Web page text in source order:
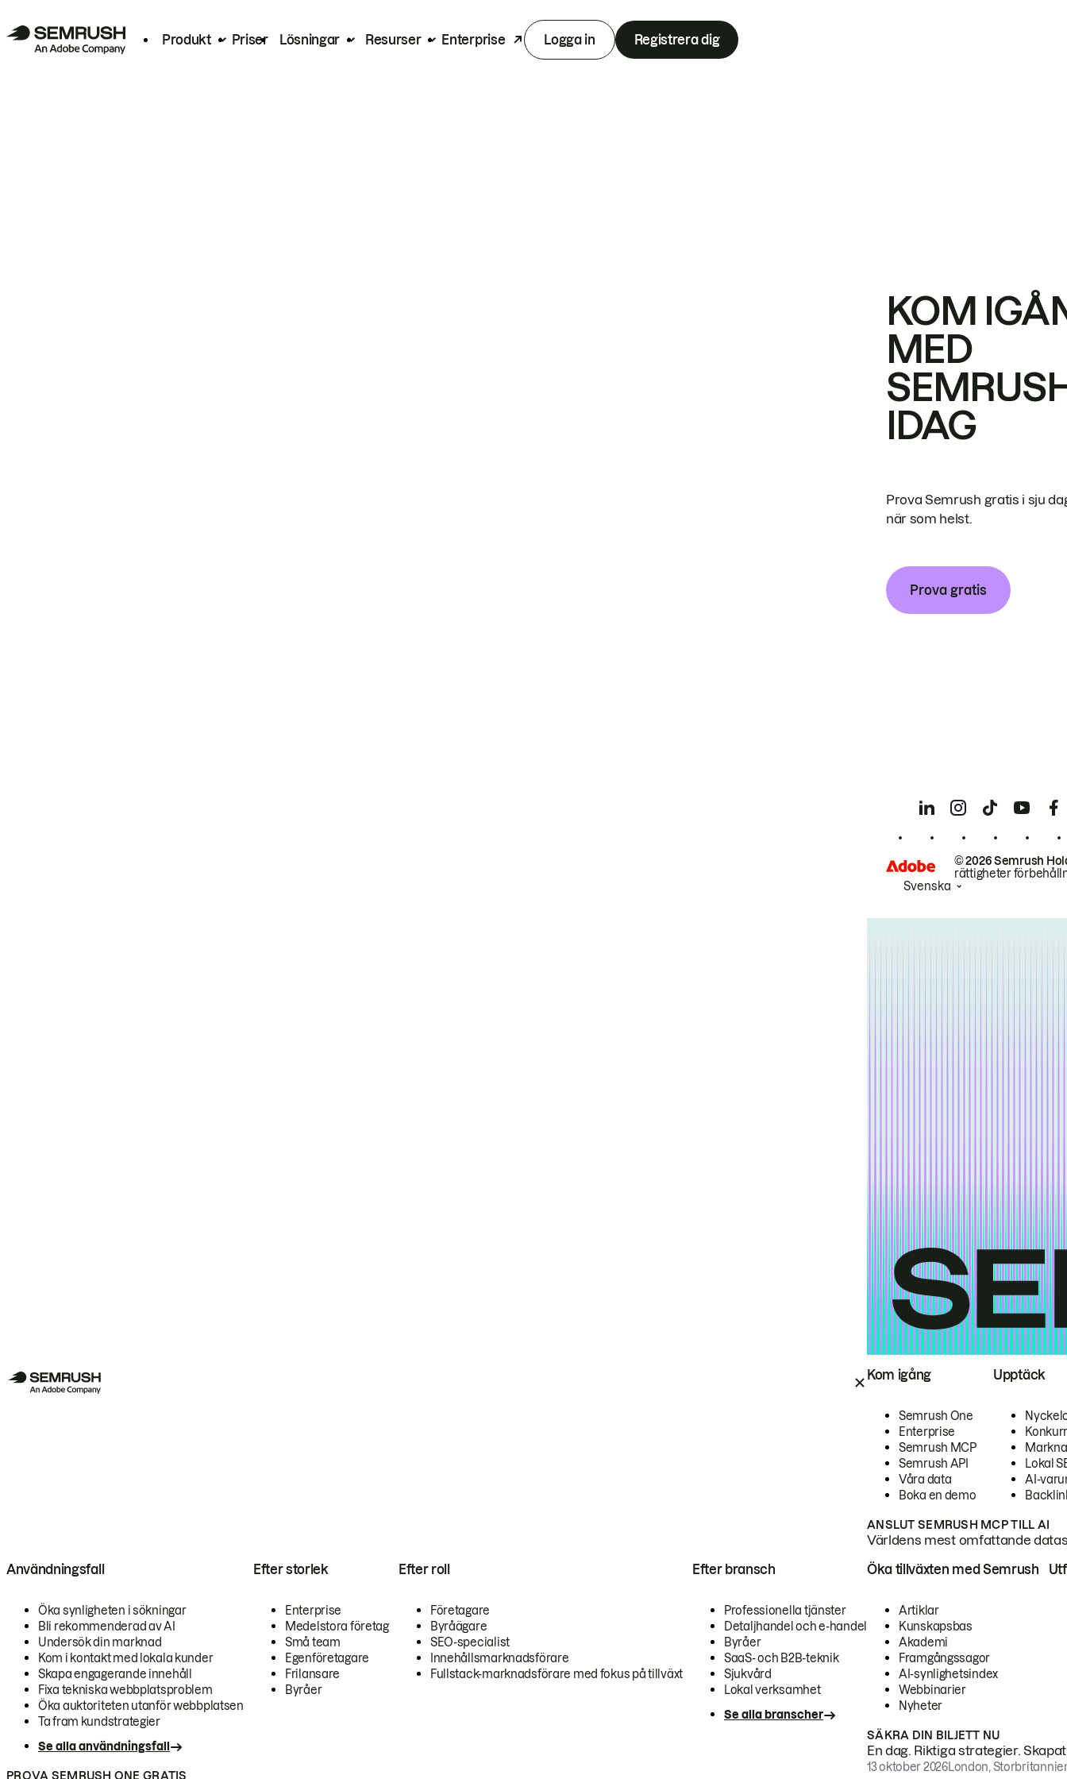
Produkt Priser Lösningar Resurser Enterprise Logga in Registrera dig
Kom igång
Semrush One
Enterprise
Semrush MCP
Semrush API
Våra data
Boka en demo
Upptäck
Lokal
AI-
ANSLUT SEMRUSH MCP TILL AI
Världens mest omfattande
Användningsfall
Öka synligheten i sökningar
Bli rekommenderad av AI
Undersök din marknad
Kom i kontakt med lokala kunder
Skapa engagerande innehåll
Fixa tekniska webbplatsproblem
Öka auktoriteten utanför webbplatsen
Ta fram kundstrategier
Se alla användningsfall
Efter storlek
Enterprise
Medelstora företag
Små team
Egenföretagare
Frilansare
Byråer
Efter roll
Företagare
Byråägare
SEO-specialist
Innehållsmarknadsförare
Fullstack-marknadsförare med fokus på tillväxt
Efter bransch
Professionella tjänster
Detaljhandel och e-handel
Byråer
SaaS- och B2B-teknik
Sjukvård
Lokal verksamhet
Se alla branscher
PROVA SEMRUSH ONE GRATIS
Öka tillväxten med Semrush
Artiklar
Kunskapsbas
Akademi
Framgångssagor
AI-synlighetsindex
Webbinarier
Nyheter
SÄKRA DIN BILJETT NU
En dag. Riktiga strategier.
13 oktober 2026London,
KOM
MED
IDAG
Prova Semrush gratis i sju
när som helst.
Prova gratis
© 2026 Semrush
rättigheter
Svenska